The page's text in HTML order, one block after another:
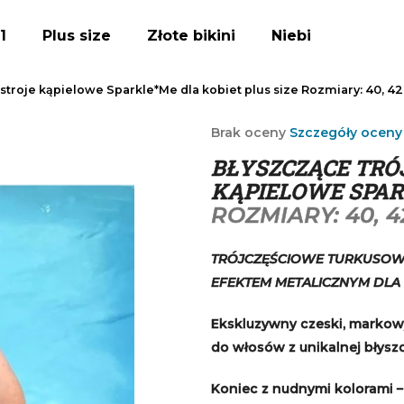
Plus size Złote bikini Niebieskie bikini
kąpielowe Sparkle*Me dla kobiet plus size Rozmiary: 40,
Średnia
produktu
wynosi
0,0
na
gwiazdek.
Brak oceny Szczegóły oceny
BŁYSZCZĄCE
KĄPIELOWE
ROZMIARY: 40,
TRÓJCZĘŚCIOWE
EFEKTEM METALICZNYM
Ekskluzywny czeski,
do włosów z unikalnej
Koniec z nudnymi kolorami
Czego szukasz?
SZUKAJ